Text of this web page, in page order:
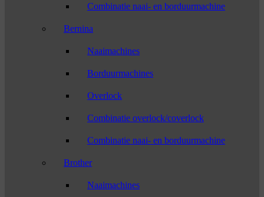
Combinatie naai- en borduurmachine
Bernina
Naaimachines
Borduurmachines
Overlock
Combinatie overlock/coverlock
Combinatie naai- en borduurmachine
Brother
Naaimachines